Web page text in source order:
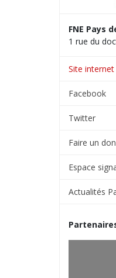
FNE Pays
1 rue du
Site internet
Facebook
Twitter
Faire un don
Espace
Actualités